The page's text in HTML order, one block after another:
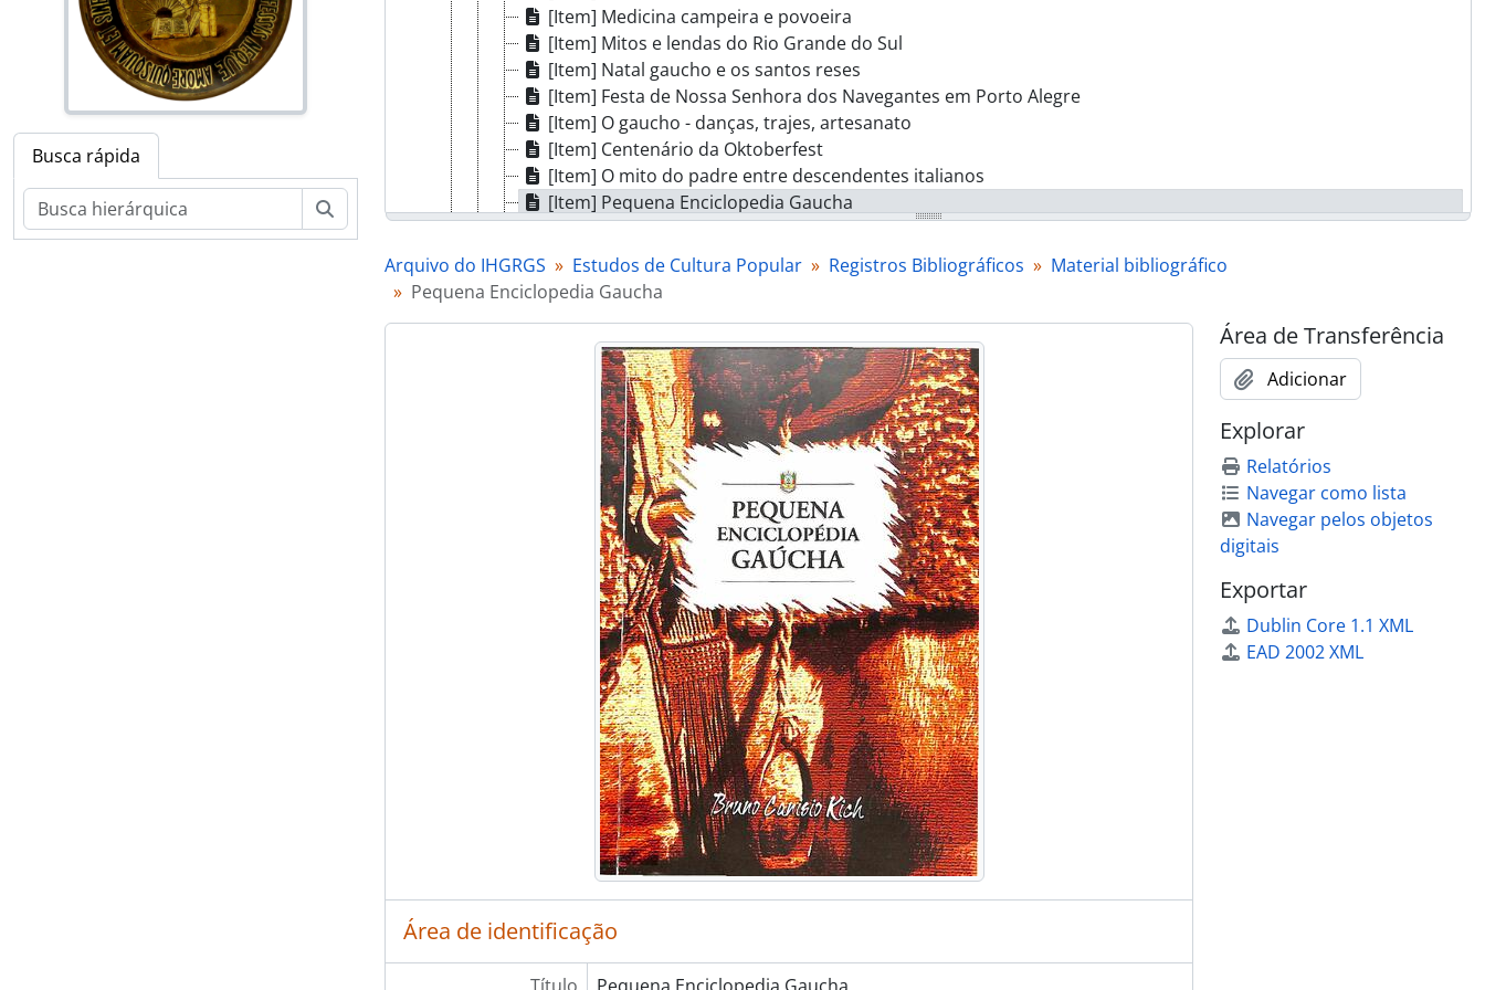
Busca rápida
Buscar
[Item] Medicina campeira e povoeira
[Item] Mitos e lendas do Rio Grande do Sul
[Item] Natal gaucho e os santos reses
[Item] Festa de Nossa Senhora dos Navegantes em Porto Alegre
[Item] O gaucho - danças, trajes, artesanato
[Item] Centenário da Oktoberfest
[Item] O mito do padre entre descendentes italianos
[Item] Pequena Enciclopedia Gaucha
[Item] Relatório de Estudos do IGTF
[Item] Rio Grande - tradição e cultura
[Item] Primeiro Seminario de Estudos Gauchos
[Item] Sepe Tiaraju - Historia e mito
[Item] Tropeirismo Biriva
[Item] Dicionário do Tropeirismo
[Item] Na voz do povo
[Item] A música nas Missões Jesuíticas nos séculos XVII e XVIII
[Item] Uma dança alemã no folclore gauchesco
[Item] Canções da Fronteira
[Item] Canção dos imigrantes
[Item] Manual de danças gaúchas
[Item] Folclore musical do pampa
[Item] Salamanca do Jarau
[Item] Terno de Reis
[Item] Cancioneiro gaucho
[Item] Gauchadas e gauchismos
[Item] Iconografia poetica do indio do Rio Grande do Sul
[Item] Adagiário gaucho
[Item] Peçuelos - adagios, ditos e expressões gauchescas
[Item] O Baile dos Anastácio
[Item] Já se vieram
[Item] Carretas e carreteiros
[Item] Mala de garupa
[Item] Folclore gaucho - festas, bailes, musica e religiosidade rural
[Item] Rodeio de Adagios
[Item] Lagoa dos Barros
Arquivo do IHGRGS Estudos de Cultura Popular Registros Bibliográficos
Material bibliográfico
Pequena Enciclopedia Gaucha
Área de identificação
Área de Transferência
Adicionar
Explorar
Relatórios
Navegar como lista
Navegar pelos objetos
digitais
Exportar
Dublin Core 1.1 XML
EAD 2002 XML